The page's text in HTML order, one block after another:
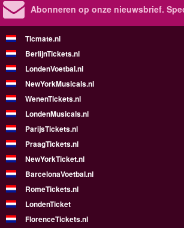
Abonneren op onze nieuwsbrief.
Ticmate.nl
BerlijnTickets.nl
LondenVoetbal.nl
NewYorkMusicals.nl
WenenTickets.nl
LondenMusicals.nl
ParijsTickets.nl
PraagTickets.nl
NewYorkTicket.nl
BarcelonaVoetbal.nl
RomeTickets.nl
LondenTicket
FlorenceTickets.nl